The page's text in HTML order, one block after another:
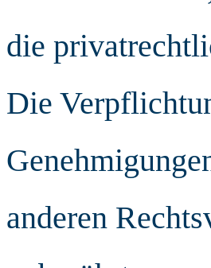
die
Die
anderen